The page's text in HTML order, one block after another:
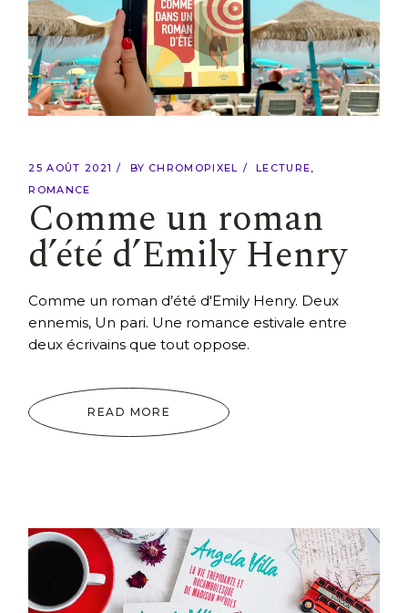
25 AOÛT 2021 BY CHROMOPIXEL
LECTURE
ROMANCE
Comme un roman
d’été d’Emily Henry
Comme un roman d’été d'Emily Henry. Deux
ennemis, Un pari. Une romance estivale entre
deux écrivains que tout oppose.
READ MORE